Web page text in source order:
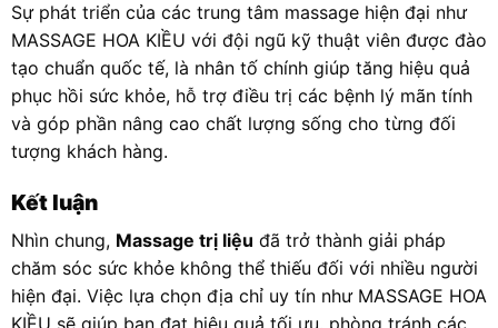
Sự phát triển của các trung tâm massage hiện đại như
MASSAGE HOA KIỀU với đội ngũ kỹ thuật viên được đào
tạo chuẩn quốc tế, là nhân tố chính giúp tăng hiệu quả
phục hồi sức khỏe, hỗ trợ điều trị các bệnh lý mãn tính
và góp phần nâng cao chất lượng sống cho từng đối
tượng khách hàng.
Kết luận
Nhìn chung, Massage trị liệu đã trở thành giải pháp
chăm sóc sức khỏe không thể thiếu đối với nhiều người
hiện đại. Việc lựa chọn địa chỉ uy tín như MASSAGE HOA
KIỀU sẽ giúp bạn đạt hiệu quả tối ưu, phòng tránh các